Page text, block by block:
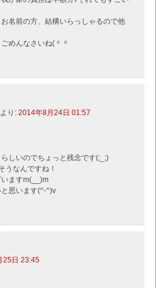
名前の方、結構いらっしゃるので他
めんなさいね(＾＾ゞ
より: 2014年8月24日 01:57
しいのでちょっと残念です(;_;)
うなんですね！
ますm(__)m
思います(^-^)v
25日 23:45